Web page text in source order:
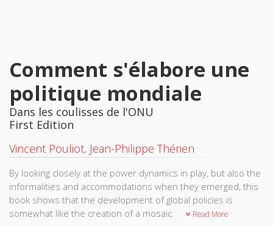
Comment s'élabore une
politique mondiale
Dans les coulisses de l'ONU
First Edition
Vincent Pouliot, Jean-Philippe Thérien
By looking closely at the power dynamics in play, but also the
informalities and accommodations when they emerged, this
book shows that the development of global policies is
somewhat like the creation of a mosaic.
Read More